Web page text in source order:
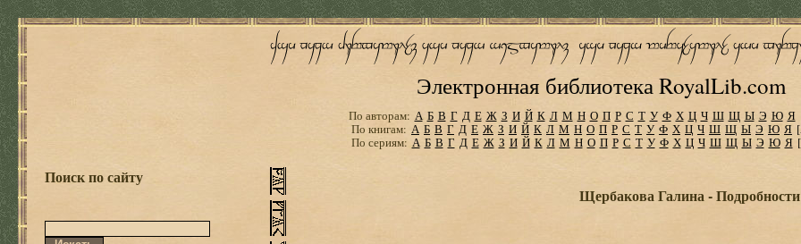
Электронная библиотека RoyalLib.com
По авторам: А Б В Г Д Е Ж З И Й К Л М Н О П Р С Т У Ф Х Ц Ч Ш Щ Ы Э Ю Я
По книгам: А Б В Г Д Е Ж З И Й К Л М Н О П Р С Т У Ф Х Ц Ч Ш Щ Ы Э Ю Я
По сериям: А Б В Г Д Е Ж З И Й К Л М Н О П Р С Т У Ф Х Ц Ч Ш Щ Ы Э Ю Я
Поиск по сайту
Щербакова Галина -